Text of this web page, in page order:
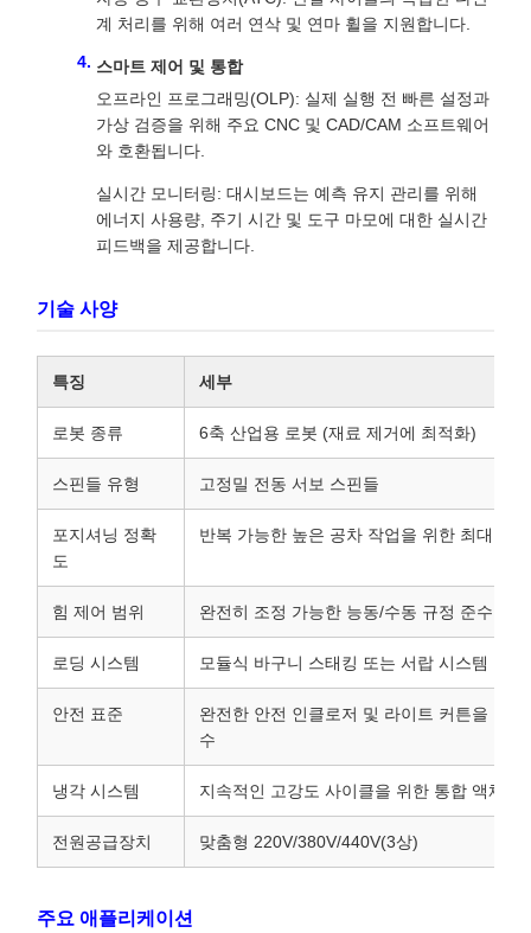
계 처리를 위해 여러 연삭 및 연마 휠을 지원합니다.
스마트 제어 및 통합
오프라인 프로그래밍(OLP): 실제 실행 전 빠른 설정과
가상 검증을 위해 주요 CNC 및 CAD/CAM 소프트웨어
와 호환됩니다.
실시간 모니터링: 대시보드는 예측 유지 관리를 위해
에너지 사용량, 주기 시간 및 도구 마모에 대한 실시간
피드백을 제공합니다.
기술 사양
특징 세부
로봇 종류 6축 산업용 로봇 (재료 제거에 최적화)
스핀들 유형 고정밀 전동 서보 스핀들
포지셔닝 정확
도
반복 가능한 높은 공차 작업을 위한 최대
힘 제어 범위 완전히 조정 가능한 능동/수동 규정 준수
로딩 시스템 모듈식 바구니 스태킹 또는 서랍 시스템 옵션
안전 표준
완전한 안전 인클로저 및 라이트 커튼을 갖춘
수
냉각 시스템 지속적인 고강도 사이클을 위한 통합 액체 냉
전원공급장치 맞춤형 220V/380V/440V(3상)
주요 애플리케이션